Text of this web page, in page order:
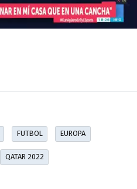
FUTBOL EUROPA
QATAR 2022